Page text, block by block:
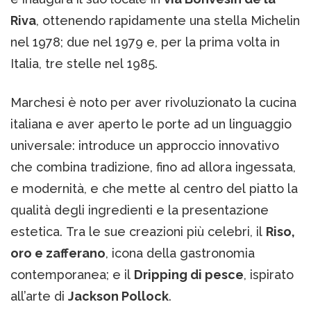
Riva, ottenendo rapidamente una stella Michelin
nel 1978; due nel 1979 e, per la prima volta in
Italia, tre stelle nel 1985.
Marchesi è noto per aver rivoluzionato la cucina
italiana e aver aperto le porte ad un linguaggio
universale: introduce un approccio innovativo
che combina tradizione, fino ad allora ingessata,
e modernità, e che mette al centro del piatto la
qualità degli ingredienti e la presentazione
estetica. Tra le sue creazioni più celebri, il Riso,
oro e zafferano, icona della gastronomia
contemporanea; e il Dripping di pesce, ispirato
all’arte di Jackson Pollock.